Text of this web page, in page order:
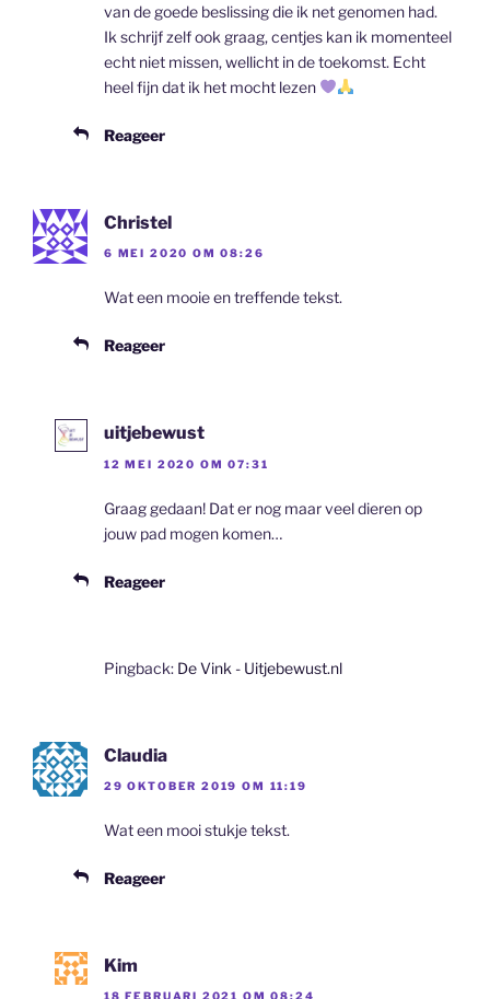
van de goede beslissing die ik net genomen had.
Ik schrijf zelf ook graag, centjes kan ik momenteel
echt niet missen, wellicht in de toekomst. Echt
heel fijn dat ik het mocht lezen
Reageer
Christel
6 MEI 2020 OM 08:26
Wat een mooie en treffende tekst.
Reageer
uitjebewust
12 MEI 2020 OM 07:31
Graag gedaan! Dat er nog maar veel dieren op
jouw pad mogen komen…
Reageer
Pingback: De Vink - Uitjebewust.nl
Claudia
29 OKTOBER 2019 OM 11:19
Wat een mooi stukje tekst.
Reageer
Kim
18 FEBRUARI 2021 OM 08:24